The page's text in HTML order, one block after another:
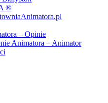
®
– Opinie
Animatora – Animator